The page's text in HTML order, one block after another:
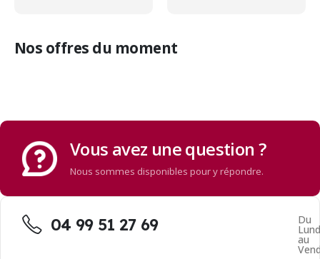
Nos offres du moment
Vous avez une question ?
Nous sommes disponibles pour y répondre.
04 99 51 27 69 Du
au